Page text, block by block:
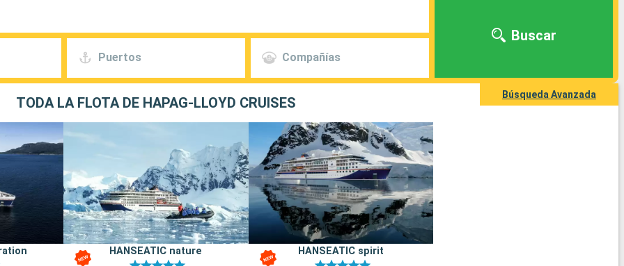
Puertos Compañías
Buscar
Búsqueda Avanzada
TODA LA FLOTA DE HAPAG-LLOYD CRUISES
HANSEATIC nature HANSEATIC spirit